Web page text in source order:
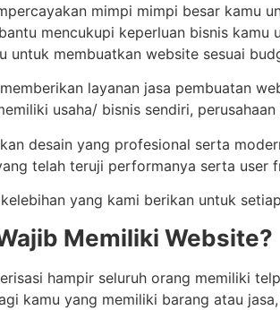
mimpi mimpi besar kamu
mencukupi keperluan bisnis
untuk membuatkan website sesuai
layanan jasa pembuatan
usaha/ bisnis sendiri,
desain yang profesional serta
telah teruji performanya serta user
yang kami berikan untuk
Memiliki Website?
hampir seluruh orang memiliki
kamu yang memiliki barang atau